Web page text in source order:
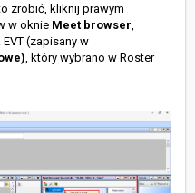
zrobić, kliknij prawym
w oknie Meet browser
(zapisany w
, który wybrano w Roster